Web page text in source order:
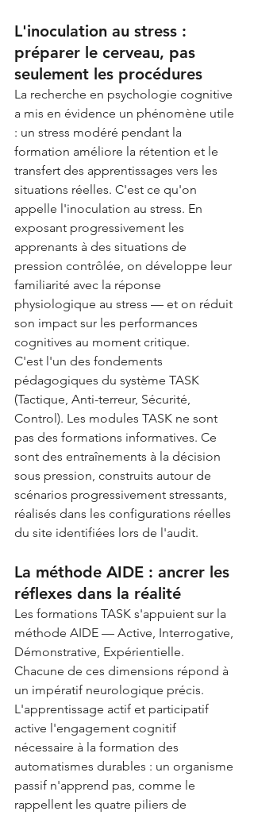
L'inoculation au stress :
préparer le cerveau, pas
seulement les procédures
La recherche en psychologie cognitive
a mis en évidence un phénomène utile
: un stress modéré pendant la
formation améliore la rétention et le
transfert des apprentissages vers les
situations réelles. C'est ce qu'on
appelle l'inoculation au stress. En
exposant progressivement les
apprenants à des situations de
pression contrôlée, on développe leur
familiarité avec la réponse
physiologique au stress — et on réduit
son impact sur les performances
cognitives au moment critique.
C'est l'un des fondements
pédagogiques du système TASK
(Tactique, Anti-terreur, Sécurité,
Control). Les modules TASK ne sont
pas des formations informatives. Ce
sont des entraînements à la décision
sous pression, construits autour de
scénarios progressivement stressants,
réalisés dans les configurations réelles
du site identifiées lors de l'audit.
La méthode AIDE : ancrer les
réflexes dans la réalité
Les formations TASK s'appuient sur la
méthode AIDE — Active, Interrogative,
Démonstrative, Expérientielle.
Chacune de ces dimensions répond à
un impératif neurologique précis.
L'apprentissage actif et participatif
active l'engagement cognitif
nécessaire à la formation des
automatismes durables : un organisme
passif n'apprend pas, comme le
rappellent les quatre piliers de